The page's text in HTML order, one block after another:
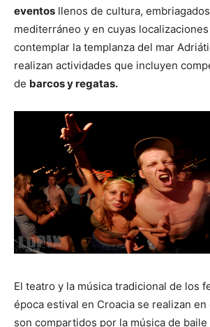
eventos llenos de cultura,
mediterráneo y en cuyas
contemplar la templanza del mar
realizan actividades que incluyen
de barcos y regatas.
El teatro y la música tradicional de los
época estival en Croacia se realizan
son compartidos por la música de